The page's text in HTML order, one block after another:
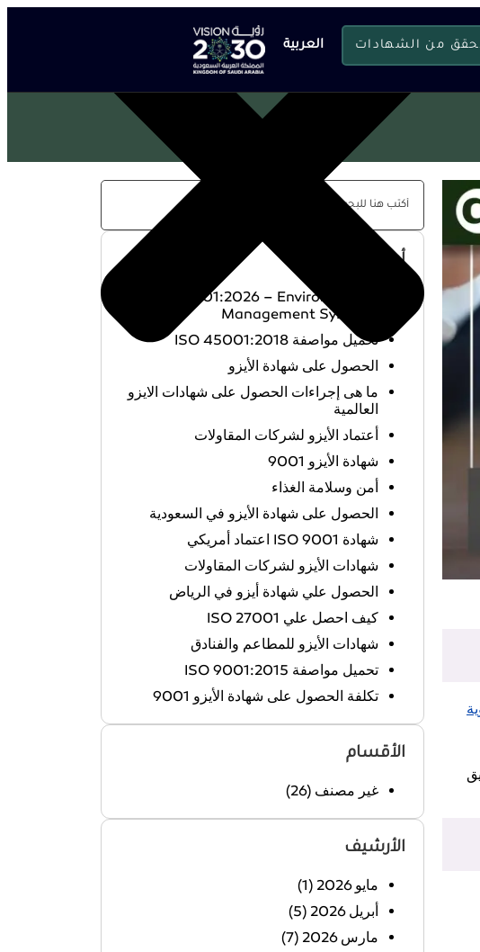
من الشهادات العربية
أحدث المقالات
ISO 14001:2026 – Environmental
Management Systems
تحميل مواصفة ISO 45001:2018
الحصول على شهادة الأيزو
ما هى إجراءات الحصول على شهادات الايزو
العالمية
أعتماد الأيزو لشركات المقاولات
شهادة الأيزو 9001
أمن وسلامة الغذاء
الحصول على شهادة الأيزو في السعودية
شهادة ISO 9001 اعتماد أمريكي
شهادات الأيزو لشركات المقاولات
الحصول علي شهادة أيزو في الرياض
كيف احصل علي ISO 27001
شهادات الأيزو للمطاعم والفنادق
تحميل مواصفة ISO 9001:2015
تكلفة الحصول على شهادة الأيزو 9001
الأقسام
غير مصنف (26)
الأرشيف
مايو 2026
(1)
أبريل 2026
(5)
مارس 2026
(7)